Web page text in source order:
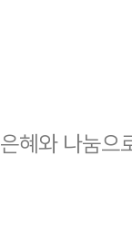
은혜와 나눔으